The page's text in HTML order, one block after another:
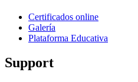
Certificados online
Galería
Plataforma Educativa
Support